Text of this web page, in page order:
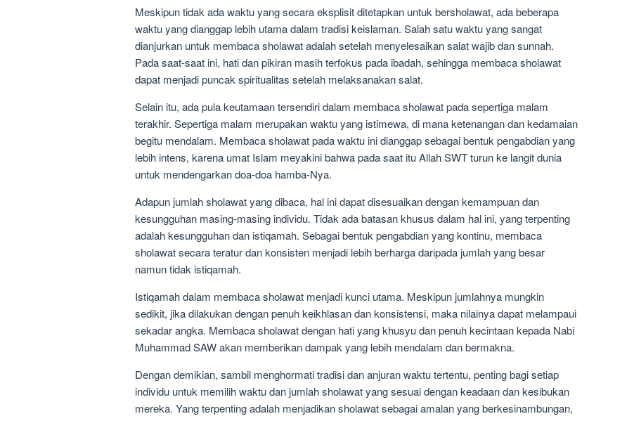
Meskipun tidak ada waktu yang secara eksplisit ditetapkan untuk bersholawat, ada beberapa
waktu yang dianggap lebih utama dalam tradisi keislaman. Salah satu waktu yang sangat
dianjurkan untuk membaca sholawat adalah setelah menyelesaikan salat wajib dan sunnah.
Pada saat-saat ini, hati dan pikiran masih terfokus pada ibadah, sehingga membaca sholawat
dapat menjadi puncak spiritualitas setelah melaksanakan salat.
Selain itu, ada pula keutamaan tersendiri dalam membaca sholawat pada sepertiga malam
terakhir. Sepertiga malam merupakan waktu yang istimewa, di mana ketenangan dan kedamaian
begitu mendalam. Membaca sholawat pada waktu ini dianggap sebagai bentuk pengabdian yang
lebih intens, karena umat Islam meyakini bahwa pada saat itu Allah SWT turun ke langit dunia
untuk mendengarkan doa-doa hamba-Nya.
Adapun jumlah sholawat yang dibaca, hal ini dapat disesuaikan dengan kemampuan dan
kesungguhan masing-masing individu. Tidak ada batasan khusus dalam hal ini, yang terpenting
adalah kesungguhan dan istiqamah. Sebagai bentuk pengabdian yang kontinu, membaca
sholawat secara teratur dan konsisten menjadi lebih berharga daripada jumlah yang besar
namun tidak istiqamah.
Istiqamah dalam membaca sholawat menjadi kunci utama. Meskipun jumlahnya mungkin
sedikit, jika dilakukan dengan penuh keikhlasan dan konsistensi, maka nilainya dapat melampaui
sekadar angka. Membaca sholawat dengan hati yang khusyu dan penuh kecintaan kepada Nabi
Muhammad SAW akan memberikan dampak yang lebih mendalam dan bermakna.
Dengan demikian, sambil menghormati tradisi dan anjuran waktu tertentu, penting bagi setiap
individu untuk memilih waktu dan jumlah sholawat yang sesuai dengan keadaan dan kesibukan
mereka. Yang terpenting adalah menjadikan sholawat sebagai amalan yang berkesinambungan,